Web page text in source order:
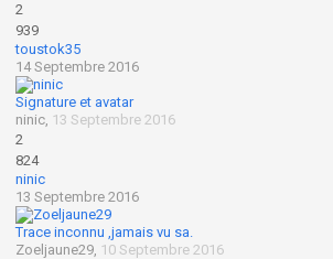
2
939
toustok35
14 Septembre 2016
Signature et avatar
ninic, 13 Septembre 2016
2
824
ninic
13 Septembre 2016
Trace inconnu ,jamais vu sa.
Zoeljaune29, 10 Septembre 2016